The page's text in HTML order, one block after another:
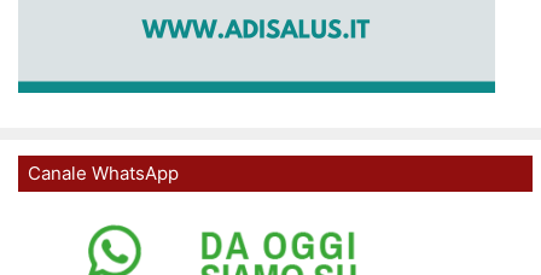
Canale WhatsApp